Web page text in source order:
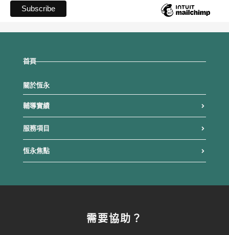
首頁
關於恆永
輔導實績
服務項目
恆永焦點
需要協助？